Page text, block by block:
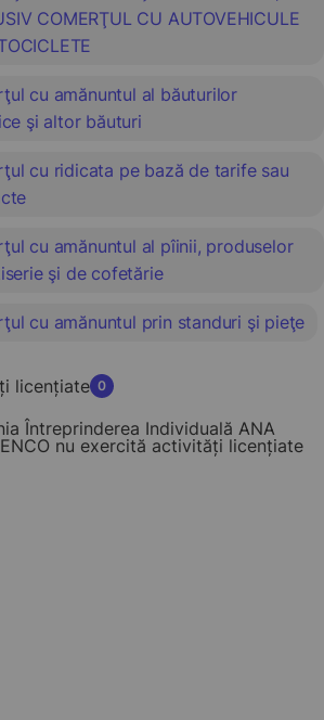
6
COMERŢUL CU AUTOVEHICULE
cu amănuntul al băuturilor
şi altor băuturi
cu ridicata pe bază de tarife sau
cu amănuntul al pîinii, produselor
şi de cofetărie
cu amănuntul prin standuri şi pieţe
licențiate 0
Întreprinderea Individuală ANA
nu exercită activități licențiate